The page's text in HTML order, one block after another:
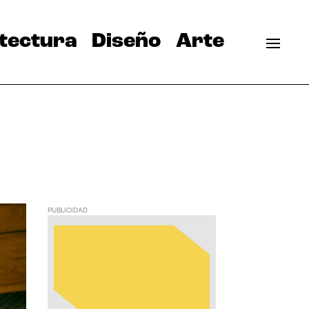
Diseño Arte
PUBLICIDAD